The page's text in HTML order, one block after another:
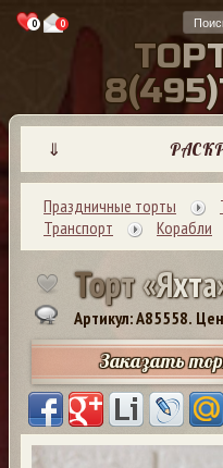
0 0
ТОР
8(495)
⇓
Праздничные торты
Транспорт
Корабли
Торт«Яхта
Артикул: A85558.
Заказать